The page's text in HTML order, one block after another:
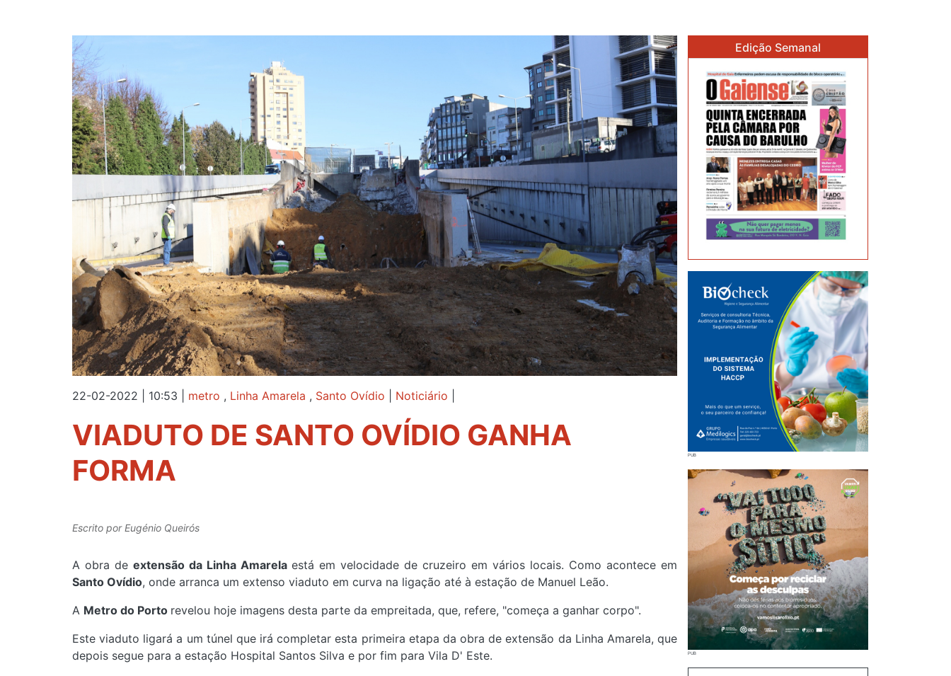
22-02-2022 | 10:53 metro , Linha Amarela , Santo Ovídio Noticiário
VIADUTO DE SANTO OVÍDIO GANHA
FORMA
Escrito porEugénio Queirós
A obra de extensão da Linha Amarela está em velocidade de cruzeiro em vários locais. Como acontece em
Santo Ovídio, onde arranca um extenso viaduto em curva na ligação até à estação de Manuel Leão.
A Metro do Porto revelou hoje imagens desta parte da empreitada, que, refere, "começa a ganhar corpo".
Este viaduto ligará a um túnel que irá completar esta primeira etapa da obra de extensão da Linha Amarela, que
depois segue para a estação Hospital Santos Silva e por fim para Vila D' Este.
Edição Semanal